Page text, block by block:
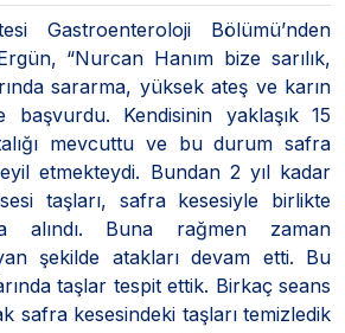
Gastroenteroloji Bölümü’nden
“Nurcan Hanım bize sarılık,
sararma, yüksek ateş ve karın
başvurdu. Kendisinin yaklaşık 15
mevcuttu ve bu durum safra
etmekteydi. Bundan 2 yıl kadar
taşları, safra kesesiyle birlikte
alındı. Buna rağmen zaman
şekilde atakları devam etti. Bu
taşlar tespit ettik. Birkaç seans
safra kesesindeki taşları temizledik